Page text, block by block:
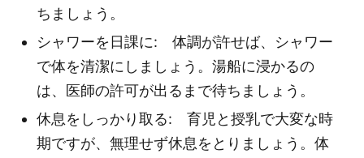
ちましょう。
シャワーを日課に: 体調が許せば、シャワー
で体を清潔にしましょう。湯船に浸かるの
は、医師の許可が出るまで待ちましょう。
休息をしっかり取る: 育児と授乳で大変な時
期ですが、無理せず休息をとりましょう。体